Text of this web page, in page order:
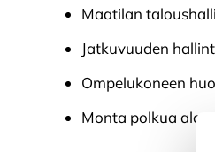
Maatilan
Jatkuvuuden
Ompelukoneen
Monta polkua